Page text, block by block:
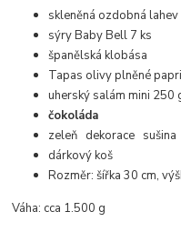
skleněná ozdobná
sýry Baby Bell 7 ks
španělská klobása
Tapas olivy plněné
uherský salám mini 250
čokoláda
zeleň dekorace sušina
dárkový koš
Rozměr: šířka 30 cm,
Váha: cca 1.500 g